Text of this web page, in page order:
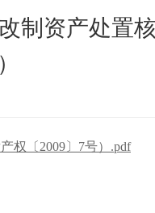
制资产处置
权〔2009〕7号）.pdf